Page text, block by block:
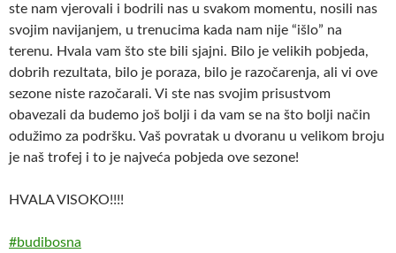
ste nam vjerovali i bodrili nas u svakom momentu, nosili nas
svojim navijanjem, u trenucima kada nam nije “išlo” na
terenu. Hvala vam što ste bili sjajni. Bilo je velikih pobjeda,
dobrih rezultata, bilo je poraza, bilo je razočarenja, ali vi ove
sezone niste razočarali. Vi ste nas svojim prisustvom
obavezali da budemo još bolji i da vam se na što bolji način
odužimo za podršku. Vaš povratak u dvoranu u velikom broju
je naš trofej i to je najveća pobjeda ove sezone!
HVALA VISOKO!!!!
#budibosna